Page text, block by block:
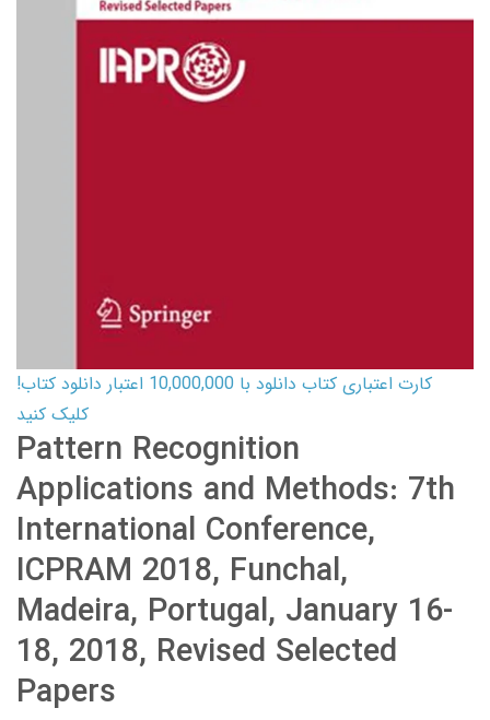
کارت اعتباری کتاب دانلود با 10,000,000 اعتبار دانلود کتاب!
کلیک کنید
Pattern Recognition
Applications and Methods: 7th
International Conference,
ICPRAM 2018, Funchal,
Madeira, Portugal, January 16-
18, 2018, Revised Selected
Papers